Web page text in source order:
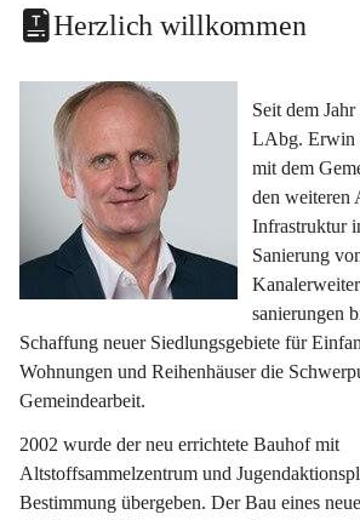
Herzlich willkommen
Seit dem
LAbg. Erwin
mit dem
den weiteren
Infrastruktur
Sanierung
sanierungen
Schaffung neuer Siedlungsgebiete für
Wohnungen und Reihenhäuser die
Gemeindearbeit.
2002 wurde der neu errichtete Bauhof mit
Altstoffsammelzentrum und
Bestimmung übergeben. Der Bau eines